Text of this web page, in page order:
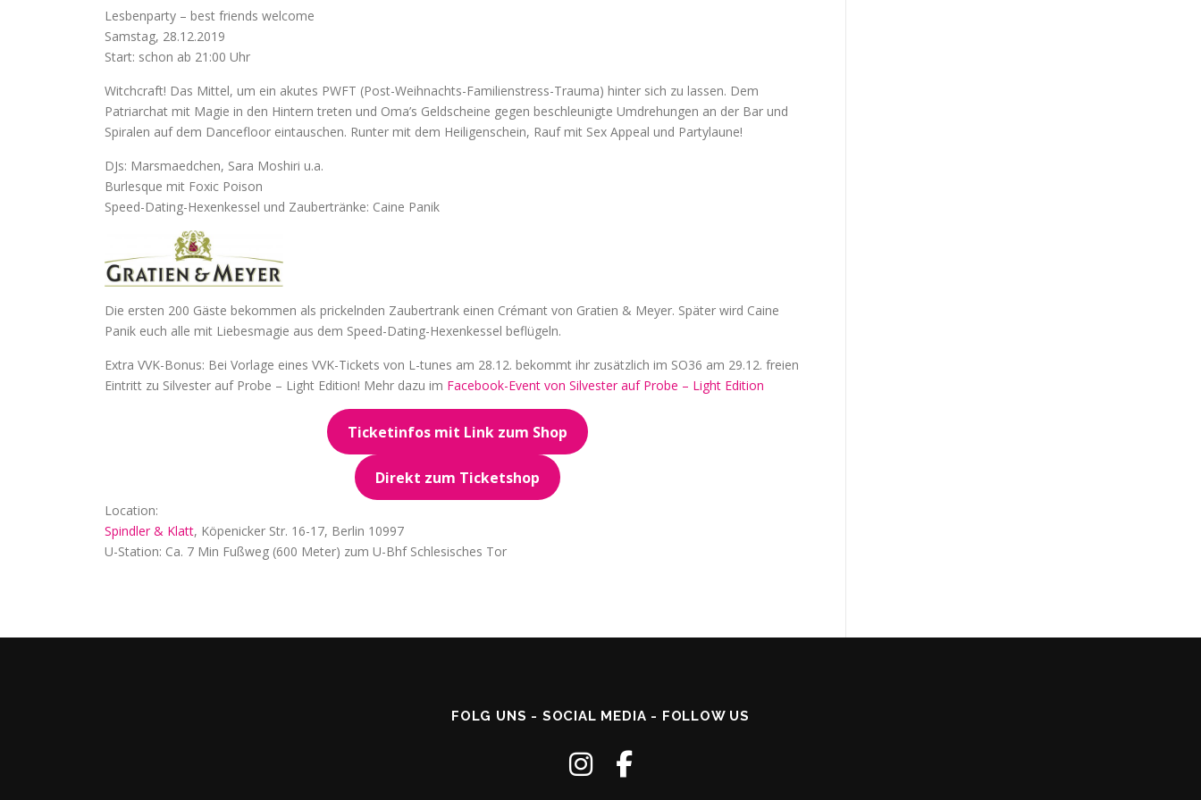
Lesbenparty – best friends welcome
Samstag, 28.12.2019
Start: schon ab 21:00 Uhr
Witchcraft! Das Mittel, um ein akutes PWFT (Post-Weihnachts-Familienstress-Trauma) hinter sich zu lassen. Dem
Patriarchat mit Magie in den Hintern treten und Oma’s Geldscheine gegen beschleunigte Umdrehungen an der Bar und
Spiralen auf dem Dancefloor eintauschen. Runter mit dem Heiligenschein, Rauf mit Sex Appeal und Partylaune!
DJs: Marsmaedchen, Sara Moshiri u.a.
Burlesque mit Foxic Poison
Speed-Dating-Hexenkessel und Zaubertränke: Caine Panik
Die ersten 200 Gäste bekommen als prickelnden Zaubertrank einen Crémant von Gratien & Meyer. Später wird Caine
Panik euch alle mit Liebesmagie aus dem Speed-Dating-Hexenkessel beflügeln.
Extra VVK-Bonus: Bei Vorlage eines VVK-Tickets von L-tunes am 28.12. bekommt ihr zusätzlich im SO36 am 29.12. freien
Eintritt zu Silvester auf Probe – Light Edition! Mehr dazu im Facebook-Event von Silvester auf Probe – Light Edition
Ticketinfos mit Link zum Shop
Direkt zum Ticketshop
Location:
Spindler & Klatt, Köpenicker Str. 16-17, Berlin 10997
U-Station: Ca. 7 Min Fußweg (600 Meter) zum U-Bhf Schlesisches Tor
FOLG UNS - SOCIAL MEDIA - FOLLOW US